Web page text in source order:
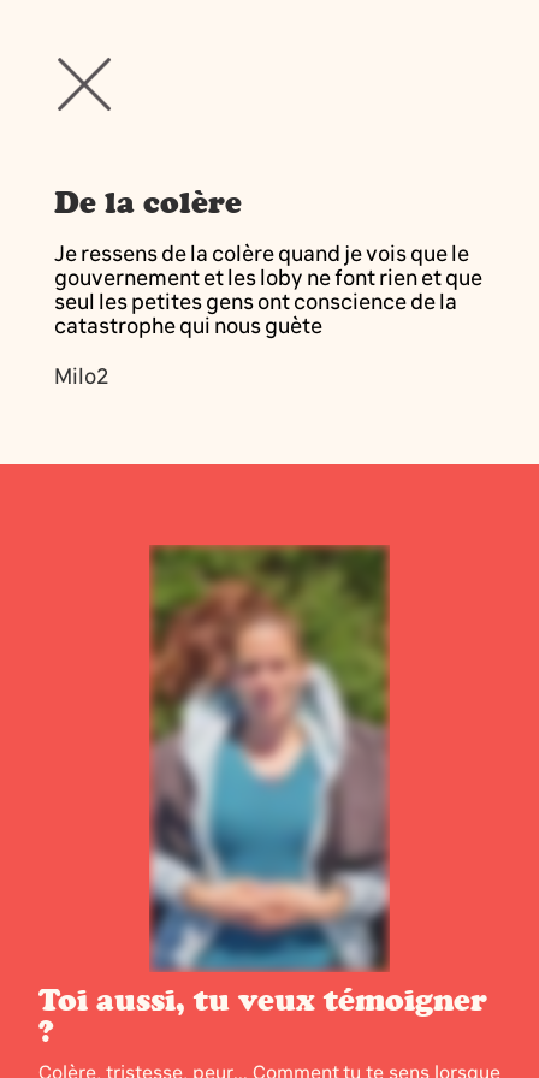
De la colère
Je ressens de la colère quand je vois que le
gouvernement et les loby ne font rien et que
seul les petites gens ont conscience de la
catastrophe qui nous guète
Milo2
Toi aussi, tu veux témoigner
?
Colère, tristesse, peur... Comment tu te sens lorsque